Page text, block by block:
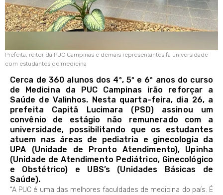
Prefeita, reitor da PUC Campinas e demais representantes fa universidade
com estudantes de medicina
Cerca de 360 alunos dos 4º, 5º e 6º anos do curso
de Medicina da PUC Campinas irão reforçar a
Saúde de Valinhos. Nesta quarta-feira, dia 26, a
prefeita Capitã Lucimara (PSD) assinou um
convênio de estágio não remunerado com a
universidade, possibilitando que os estudantes
atuem nas áreas de pediatria e ginecologia da
UPA (Unidade de Pronto Atendimento), Upinha
(Unidade de Atendimento Pediátrico, Ginecológico
e Obstétrico) e UBS’s (Unidades Básicas de
Saúde).
“A PUC é uma das melhores faculdades de medicina do país. É